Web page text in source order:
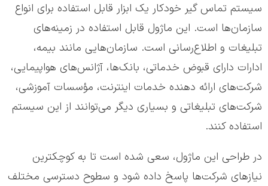
سیستم تماس گیر خودکار یک ابزار قابل استفاده برای انواع
سازمان‌ها است. این ماژول قابل استفاده در زمینه‌های
تبلیغات و اطلاع‌رسانی است. سازمان‌هایی مانند بیمه،
ادارات دارای قبوض خدماتی، بانک‌ها، آژانس‌های هواپیمایی،
شرکت‌های ارائه دهنده خدمات اینترنت، مؤسسات آموزشی،
شرکت‌های تبلیغاتی و بسیاری دیگر می‌توانند از این سیستم
استفاده کنند.
در طراحی این ماژول، سعی شده است تا به کوچکترین
نیازهای شرکت‌ها پاسخ داده شود و سطوح دسترسی مختلف